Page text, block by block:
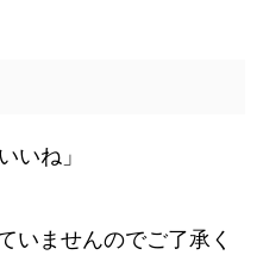
いね」
いませんのでご了承く